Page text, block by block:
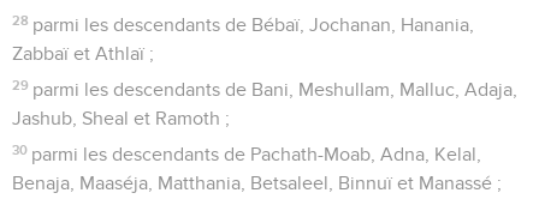
28 parmi les descendants de Bébaï, Jochanan, Hanania,
Zabbaï et Athlaï ;
29 parmi les descendants de Bani, Meshullam, Malluc, Adaja,
Jashub, Sheal et Ramoth ;
30 parmi les descendants de Pachath-Moab, Adna, Kelal,
Benaja, Maaséja, Matthania, Betsaleel, Binnuï et Manassé ;